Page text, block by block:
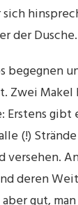
sich
der Dusche.
begegnen
Zwei Makel
Erstens gibt
(!)
versehen.
deren